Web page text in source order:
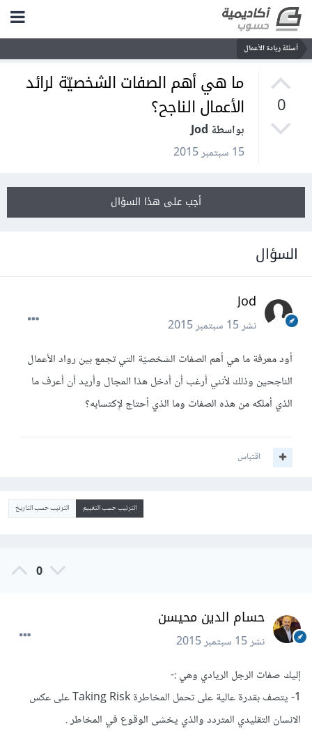
أسئلة ريادة الأعمال
0
ما هي أهم الصفات الشخصيّة لرائد
الأعمال الناجح؟
بواسطة Jod
15 سبتمبر 2015
أجب على هذا السؤال
السؤال
Jod
نشر15 سبتمبر 2015
أود معرفة ما هي أهم الصفات الشخصيّة التي تجمع بين رواد الأعمال
الناجحين وذلك لأنني أرغب أن أدخل هذا المجال وأريد أن أعرف ما
الذي أملكه من هذه الصفات وما الذي أحتاج لإكتسابه؟
اقتباس
الترتيب حسب التقييم الترتيب حسب التاريخ
0
حسام الدين محيسن
نشر15 سبتمبر 2015
إليك صفات الرجل الريادي وهي :-
1- يتصف بقدرة عالية على تحمل المخاطرة Taking Risk على عكس
الانسان التقليدي المتردد والذي يخشى الوقوع في المخاطر .